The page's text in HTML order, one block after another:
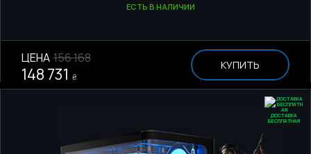
ЕСТЬ В НАЛИЧИИ
ЦЕНА 156 168
148 731 ₴
КУПИТЬ
ДОСТАВКА
БЕСПЛАТНАЯ